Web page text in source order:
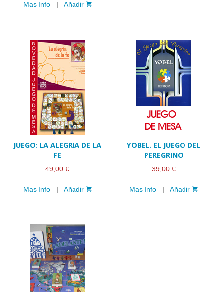
Mas Info| Añadir
JUEGO: LA ALEGRIA DE LA
FE
49,00 €
Mas Info| Añadir
YOBEL. EL JUEGO DEL
PEREGRINO
39,00 €
Mas Info |Añadir